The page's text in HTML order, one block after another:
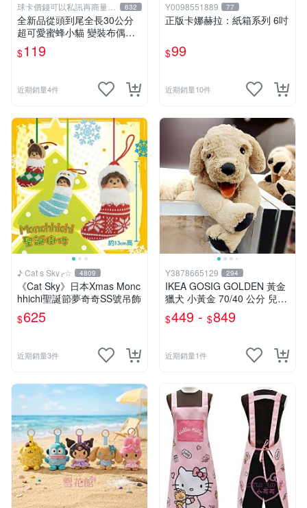
球卡價錢可以私訊再商量喔 632
全新品從頭到尾全長30公分
超可愛蜜蜂小貓 變裝布偶娃
娃 靠墊抱枕 可愛玩偶娃娃 舒
壓療癒小朋友禮物生日禮物交
$119
近期銷量4件
Y0098551889 77
正版卡娜赫拉：紙箱系列 6吋
$99
近期銷量10件
♪ Cat s Sky╭☆ 4809
《Cat Sky》日本Xmas Monc
hhichi聖誕節夢奇奇SS號吊飾
$625
近期銷量3件
Y3878665129 294
IKEA GOSIG GOLDEN 黃金
獵犬 小黃金 70/40 公分 兒童
擺飾 玩偶 大狗 小狗 狗
$449 - $849
近期銷量1件